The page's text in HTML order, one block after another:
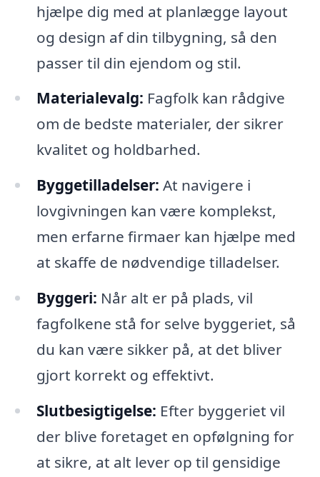
hjælpe dig med at planlægge layout
og design af din tilbygning, så den
passer til din ejendom og stil.
Materialevalg: Fagfolk kan rådgive
om de bedste materialer, der sikrer
kvalitet og holdbarhed.
Byggetilladelser: At navigere i
lovgivningen kan være komplekst,
men erfarne firmaer kan hjælpe med
at skaffe de nødvendige tilladelser.
Byggeri: Når alt er på plads, vil
fagfolkene stå for selve byggeriet, så
du kan være sikker på, at det bliver
gjort korrekt og effektivt.
Slutbesigtigelse: Efter byggeriet vil
der blive foretaget en opfølgning for
at sikre, at alt lever op til gensidige